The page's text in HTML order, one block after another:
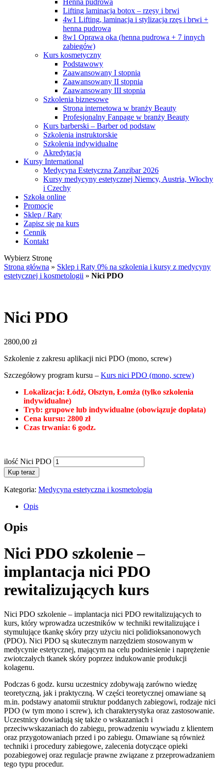
Henna pudrowa
Lifting laminacja botox – rzęsy i brwi
4w1 Lifting, laminacja i stylizacja rzęs i brwi +
henna pudrowa
8w1 Oprawa oka (henna pudrowa + 7 innych
zabiegów)
Kurs kosmetyczny
Podstawowy
Zaawansowany I stopnia
Zaawansowany II stopnia
Zaawansowany III stopnia
Szkolenia biznesowe
Strona internetowa w branży Beauty
Profesjonalny Fanpage w branży Beauty
Kurs barberski – Barber od podstaw
Szkolenia instruktorskie
Szkolenia indywidualne
Akredytacja
Kursy International
Medycyna Estetyczna Zanzibar 2026
Kursy medycyny estetycznej Niemcy, Austria, Włochy
i Czechy
Szkoła online
Promocje
Sklep / Raty
Zapisz się na kurs
Cennik
Kontakt
Wybierz Stronę
Strona główna » Sklep i Raty 0% na szkolenia i kursy z medycyny
estetycznej i kosmetologii » Nici PDO
Nici PDO
2800,00 zł
Szkolenie z zakresu aplikacji nici PDO (mono, screw)
Szczegółowy program kursu – Kurs nici PDO (mono, screw)
Lokalizacja: Łódź, Olsztyn, Łomża (tylko szkolenia
indywidualne)
Tryb: grupowe lub indywidualne (obowiązuje dopłata)
Cena kursu: 2800 zł
Czas trwania: 6 godz.
ilość Nici PDO
Kup teraz
Kategoria: Medycyna estetyczna i kosmetologia
Opis
Opis
Nici PDO szkolenie –
implantacja nici PDO
rewitalizujących kurs
Nici PDO szkolenie – implantacja nici PDO rewitalizujących to
kurs, który wprowadza uczestników w techniki rewitalizujące i
stymulujące tkankę skóry przy użyciu nici polidioksanonowych
(PDO). Nici PDO są skutecznym narzędziem stosowanym w
medycynie estetycznej, mającym na celu podniesienie i naprężenie
zwiotczałych tkanek skóry poprzez indukowanie produkcji
kolagenu.
Podczas 6 godz. kursu uczestnicy zdobywają zarówno wiedzę
teoretyczną, jak i praktyczną. W części teoretycznej omawiane są
m.in. podstawy anatomii struktur poddanych zabiegowi, rodzaje nici
PDO (w tym mono i screw), ich charakterystyka oraz zastosowanie.
Uczestnicy dowiadują się także o wskazaniach i
przeciwwskazaniach do zabiegu, prowadzeniu wywiadu z klientem
oraz przygotowaniach przed i po zabiegu. Omawiane są również
techniki i procedury zabiegowe, zalecenia dotyczące opieki
pozabiegowej oraz regulacje prawne związane z przeprowadzaniem
tego typu procedur.